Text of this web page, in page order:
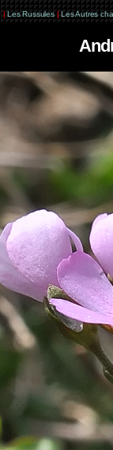
| Les Russules | Les Autres